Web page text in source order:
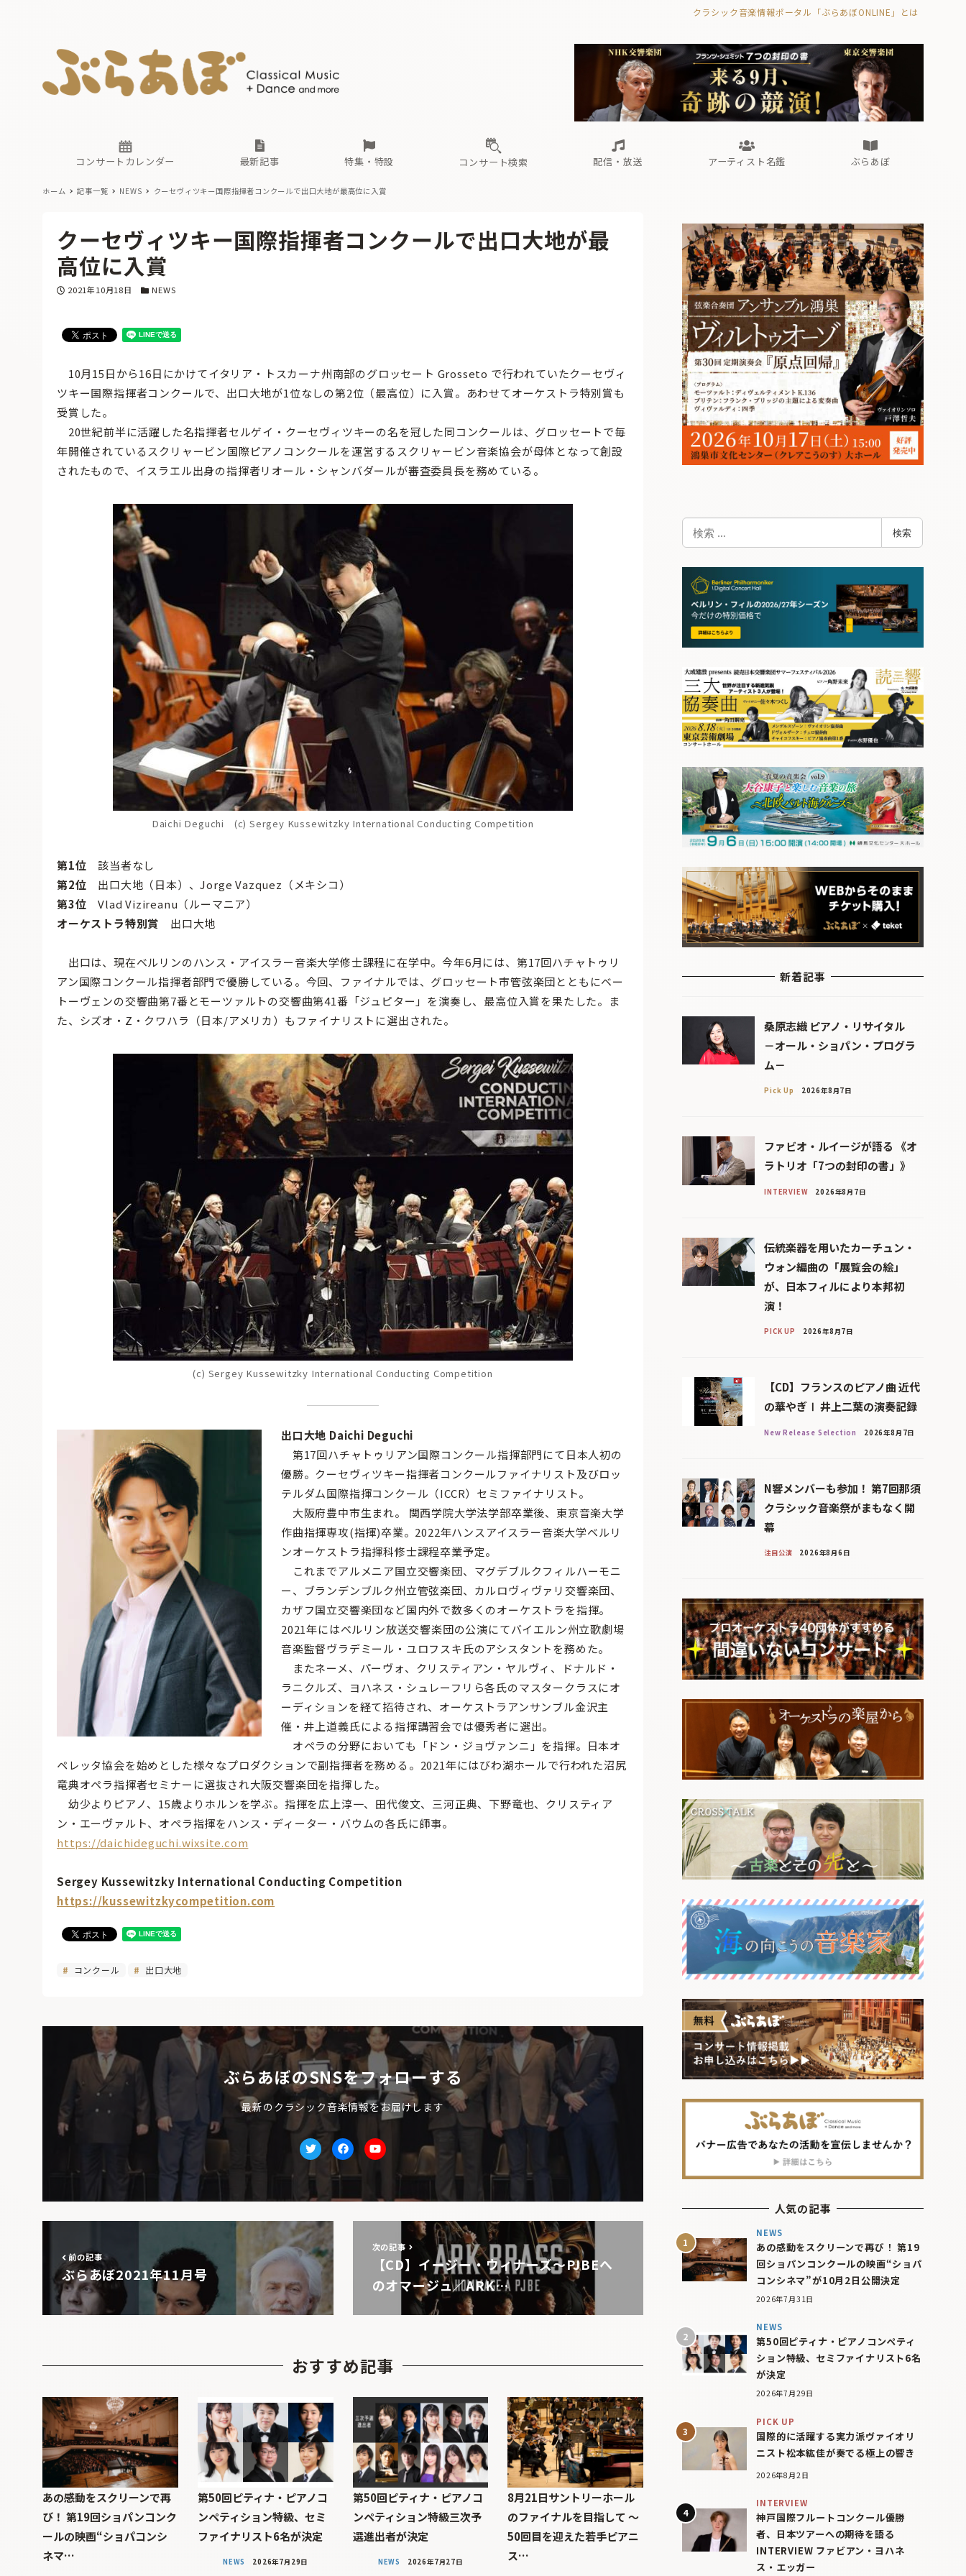
クラシック音楽情報ポータル「ぶらあぼONLINE」とは
コンサートカレンダー 最新記事
古楽とその先と オーケストラの楽屋から 海の向こうの音楽家 Aからの眺望 ぶらあぼブラス！
フォルテピアノ・オデッセイ
特集・特設
現場のプロが推す！間違いないオーケストラコンサート
過去の特集
コンサート検索 配信・放送
無料ライブ配信スケジュール 有料ライブ配信スケジュール
アーティスト名鑑
あ か さ た は ま や ら わ
ぶらあぼ
古楽とその先と Aからの眺望 ぶらあぼブラス！
フォルテピアノ・オデッセイ
無料ライブ配信スケジュール
あ か さ
ホーム 記事一覧 NEWS クーセヴィツキー国際指揮者コンクールで出口大地が最高位に入賞
クーセヴィツキー国際指揮者コンクールで出口大地が最
高位に入賞
投稿日
2021年10月18日 カテゴリー
NEWS
10月15日から16日にかけてイタリア・トスカーナ州南部のグロッセート Grosseto で行われていたクーセヴィ
ツキー国際指揮者コンクールで、出口大地が1位なしの第2位（最高位）に入賞。あわせてオーケストラ特別賞も
受賞した。
20世紀前半に活躍した名指揮者セルゲイ・クーセヴィツキーの名を冠した同コンクールは、 グロッセートで毎
年開催されているスクリャービン国際ピアノコンクールを運営するスクリャービン音楽協会が母体となって創設
されたもので、イスラエル出身の指揮者リオール・シャンバダールが審査委員長を務めている。
Daichi Deguchi (c) Sergey Kussewitzky International Conducting Competition
第1位 該当者なし
第2位 出口大地（日本）、Jorge Vazquez（メキシコ）
第3位 Vlad Vizireanu（ルーマニア）
オーケストラ特別賞 出口大地
出口は、現在ベルリンのハンス・アイスラー音楽大学修士課程に在学中。今年6月には、第17回ハチャトゥリ
アン国際コンクール指揮者部門で優勝している。今回、ファイナルでは、グロッセート市管弦楽団とともにベー
トーヴェンの交響曲第7番とモーツァルトの交響曲第41番「ジュピター」を演奏し、最高位入賞を果たした。ま
た、シズオ・Z・クワハラ（日本/アメリカ）もファイナリストに選出された。
(c) Sergey Kussewitzky International Conducting Competition
出口大地 Daichi Deguchi
第17回ハチャトゥリアン国際コンクール指揮部門にて日本人初の
優勝。クーセヴィツキー指揮者コンクールファイナリスト及びロッ
テルダム国際指揮コンクール（ICCR）セミファイナリスト。
大阪府豊中市生まれ。 関西学院大学法学部卒業後、東京音楽大学
作曲指揮専攻(指揮)卒業。2022年ハンスアイスラー音楽大学ベルリ
ンオーケストラ指揮科修士課程卒業予定。
これまでアルメニア国立交響楽団、マグデブルクフィルハーモニ
ー、ブランデンブルク州立管弦楽団、カルロヴィヴァリ交響楽団、
カザフ国立交響楽団など国内外で数多くのオーケストラを指揮。
2021年にはベルリン放送交響楽団の公演にてバイエルン州立歌劇場
音楽監督ヴラデミール・ユロフスキ氏のアシスタントを務めた。
またネーメ、パーヴォ、クリスティアン・ヤルヴィ、ドナルド・
ラニクルズ、ヨハネス・シュレーフリら各氏のマスタークラスにオ
ーディションを経て招待され、オーケストラアンサンブル金沢主
催・井上道義氏による指揮講習会では優秀者に選出。
オペラの分野においても「ドン・ジョヴァンニ」を指揮。日本オ
ペレッタ協会を始めとした様々なプロダクションで副指揮者を務める。2021年にはびわ湖ホールで行われた沼尻
竜典オペラ指揮者セミナーに選抜され大阪交響楽団を指揮した。
幼少よりピアノ、15歳よりホルンを学ぶ。指揮を広上淳一、田代俊文、三河正典、下野竜也、クリスティア
ン・エーヴァルト、オペラ指揮をハンス・ディーター・バウムの各氏に師事。
https://daichideguchi.wixsite.com
Sergey Kussewitzky International Conducting Competition
https://kussewitzkycompetition.com
コンクール 出口大地
ぶらあぼのSNSをフォローする
最新のクラシック音楽情報をお届けします
TwitterfacebookYoutube
前の記事
ぶらあぼ2021年11月号
次の記事
【CD】イージー・ウィナーズ～PJBEへ
のオマージュ／ARK…
おすすめ記事
あの感動をスクリーンで再
び！ 第19回ショパンコンク
ールの映画“ショパコンシ
ネマ…
第50回ピティナ・ピアノコ
ンペティション特級、セミ
ファイナリスト6名が決定
NEWS 2026年7月29日
第50回ピティナ・ピアノコ
ンペティション特級三次予
選進出者が決定
NEWS 2026年7月27日
8月21日サントリーホール
のファイナルを目指して 〜
50回目を迎えた若手ピアニ
ス…
検
索
検索
新着記事
桑原志織 ピアノ・リサイタル
－オール・ショパン・プログラ
ム－
Pick Up 2026年8月7日
ファビオ・ルイージが語る 《オ
ラトリオ「7つの封印の書」》
INTERVIEW 2026年8月7日
伝統楽器を用いたカーチュン・
ウォン編曲の「展覧会の絵」
が、日本フィルにより本邦初
演！
PICK UP 2026年8月7日
【CD】フランスのピアノ曲 近代
の華やぎⅠ 井上二葉の演奏記録
New Release Selection 2026年8月7日
N響メンバーも参加！ 第7回那須
クラシック音楽祭がまもなく開
幕
注目公演 2026年8月6日
人気の記事
NEWS
あの感動をスクリーンで再び！ 第19
回ショパンコンクールの映画“ショパ
コンシネマ”が10月2日公開決定
2026年7月31日
NEWS
第50回ピティナ・ピアノコンペティ
ション特級、セミファイナリスト6名
が決定
2026年7月29日
PICK UP
国際的に活躍する実力派ヴァイオリ
ニスト松本紘佳が奏でる極上の響き
2026年8月2日
INTERVIEW
神戸国際フルートコンクール優勝
者、日本ツアーへの期待を語る
INTERVIEW ファビアン・ヨハネ
ス・エッガー